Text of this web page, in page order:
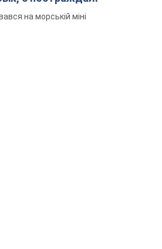
на морській міні